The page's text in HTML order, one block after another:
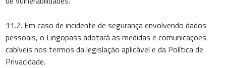
11.2. Em caso de incidente de segurança envolvendo dados
pessoais, o Lingopass adotará as medidas e comunicações
cabíveis nos termos da legislação aplicável e da Política de
Privacidade.